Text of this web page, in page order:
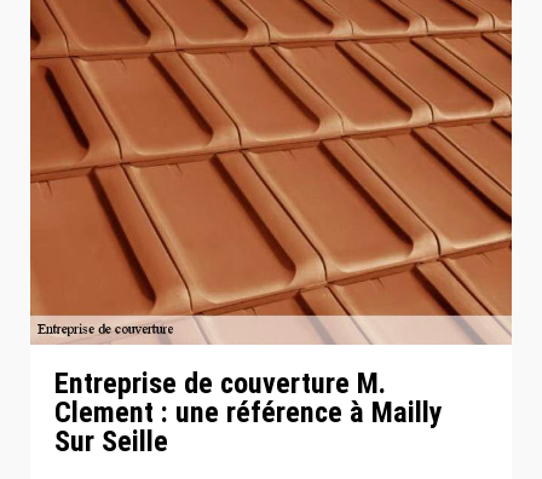
Entreprise de couverture M.
Clement : une référence à Mailly
Sur Seille